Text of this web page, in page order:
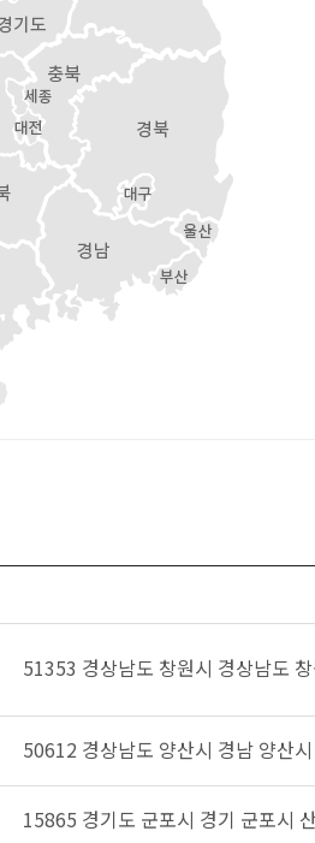
51353 경상남도 창원시 경상남도
50612 경상남도 양산시 경남 양산
15865 경기도 군포시 경기 군포시